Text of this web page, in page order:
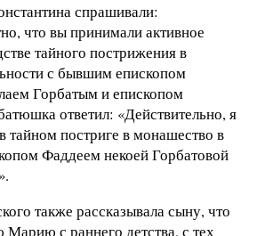
спрашивали:
что вы принимали активное
тайного пострижения в
с бывшим епископом
Горбатым и епископом
ответил: «Действительно, я
тайном постриге в монашество в
Фаддеем некоей Горбатовой
также рассказывала сыну, что
Марию с раннего детства, с тех